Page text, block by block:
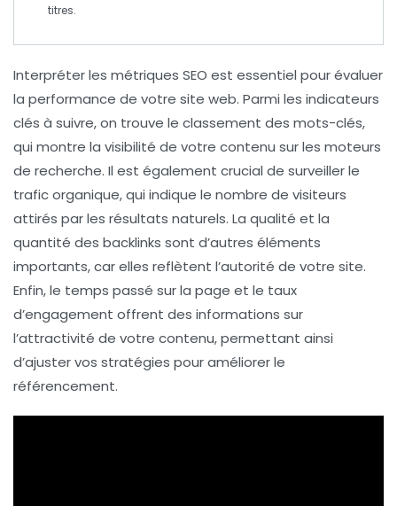
titres.
Interpréter les métriques SEO est essentiel pour évaluer
la performance de votre site web. Parmi les indicateurs
clés à suivre, on trouve le classement des mots-clés,
qui montre la visibilité de votre contenu sur les moteurs
de recherche. Il est également crucial de surveiller le
trafic organique, qui indique le nombre de visiteurs
attirés par les résultats naturels. La qualité et la
quantité des backlinks sont d’autres éléments
importants, car elles reflètent l’autorité de votre site.
Enfin, le temps passé sur la page et le taux
d’engagement offrent des informations sur
l’attractivité de votre contenu, permettant ainsi
d’ajuster vos stratégies pour améliorer le
référencement.